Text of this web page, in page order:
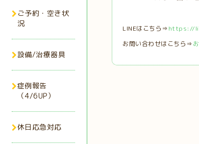
LINEはこちら⇒https://
お問い合わせはこちら⇒
ご予約・空き状
況
設備/治療器具
症例報告
（4/6UP）
休日応急対応